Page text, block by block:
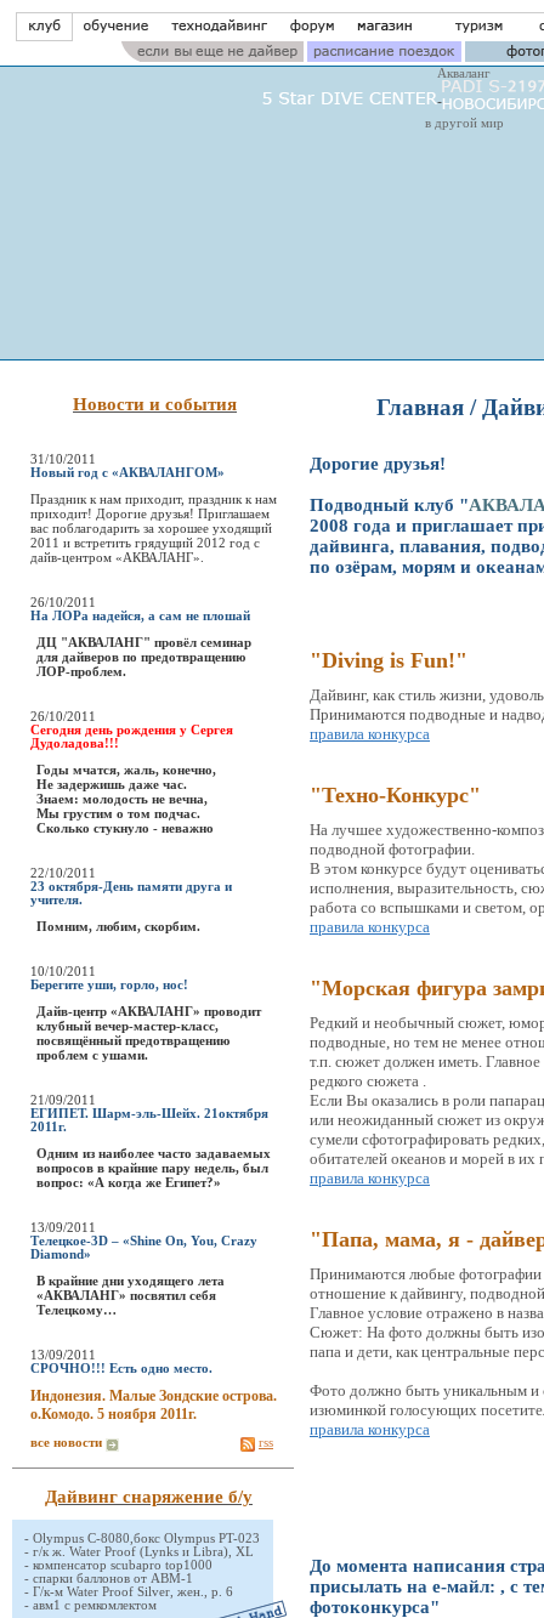
Акваланг
в другой мир
Новости и события
31/10/2011
Новый год с «АКВАЛАНГОМ»
Праздник к нам приходит, праздник к нам
приходит! Дорогие друзья! Приглашаем
вас поблагодарить за хорошее уходящий
2011 и встретить грядущий 2012 год с
дайв-центром «АКВАЛАНГ».
26/10/2011
На ЛОРа надейся, а сам не плошай
ДЦ "АКВАЛАНГ" провёл семинар
для дайверов по предотвращению
ЛОР-проблем.
26/10/2011
Сегодня день рождения у Сергея
Дудоладова!!!
Годы мчатся, жаль, конечно,
Не задержишь даже час.
Знаем: молодость не вечна,
Мы грустим о том подчас.
Сколько стукнуло - неважно
22/10/2011
23 октября-День памяти друга и
учителя.
Помним, любим, скорбим.
10/10/2011
Берегите уши, горло, нос!
Дайв-центр «АКВАЛАНГ» проводит
клубный вечер-мастер-класс,
посвящённый предотвращению
проблем с ушами.
21/09/2011
ЕГИПЕТ. Шарм-эль-Шейх. 21октября
2011г.
Одним из наиболее часто задаваемых
вопросов в крайние пару недель, был
вопрос: «А когда же Египет?»
13/09/2011
Телецкое-3D – «Shine On, You, Crazy
Diamond»
В крайние дни уходящего лета
«АКВАЛАНГ» посвятил себя
Телецкому…
13/09/2011
СРОЧНО!!! Есть одно место.
Индонезия. Малые Зондские острова.
о.Комодо. 5 ноября 2011г.
все новости rss
Дайвинг снаряжение б/у
- Olympus C-8080,бокс Olympus PT-023
- г/к ж. Water Proof (Lynks и Libra), XL
- компенсатор scubapro top1000
- спарки баллонов от АВМ-1
- Г/к-м Water Proof Silver, жен., р. 6
- авм1 с ремкомлектом
Главная /
Дорогие друзья!
Подводный клуб "
2008 года и приглашает
дайвинга, плавания,
по озёрам, морям и
"Diving is Fun!"
Дайвинг, как стиль жизни,
Принимаются подводные и
правила конкурса
"Техно-Конкурс"
На лучшее художественно-
подводной фотографии.
В этом конкурсе будут
исполнения, выразительность,
работа со вспышками и светом,
правила конкурса
"Морская фигура
Редкий и необычный сюжет,
подводные, но тем не менее
т.п. сюжет должен иметь.
редкого сюжета .
Если Вы оказались в роли
или неожиданный сюжет из
сумели сфотографировать
обитателей океанов и морей в
правила конкурса
"Папа, мама, я -
Принимаются любые фотографии
отношение к дайвингу,
Главное условие отражено в
Сюжет: На фото должны быть
папа и дети, как центральные
Фото должно быть уникальным и
изюминкой голосующих
правила конкурса
До момента написания
присылать на е-майл: , с
фотоконкурса"